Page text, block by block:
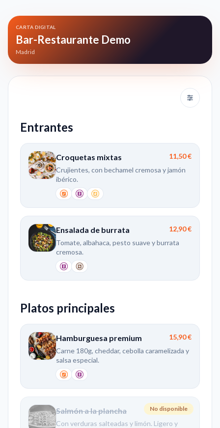
CARTA DIGITAL
Bar-Restaurante Demo
Madrid
Abrir filtro
Entrantes
Croquetas mixtas
11,50 €
Crujientes, con bechamel cremosa y jamón
ibérico.
Ensalada de burrata
12,90 €
Tomate, albahaca, pesto suave y burrata
cremosa.
Platos principales
Hamburguesa premium
15,90 €
Carne 180g, cheddar, cebolla caramelizada y
salsa especial.
No disponible
Salmón a la plancha
17,50 €
Con verduras salteadas y limón. Ligero y